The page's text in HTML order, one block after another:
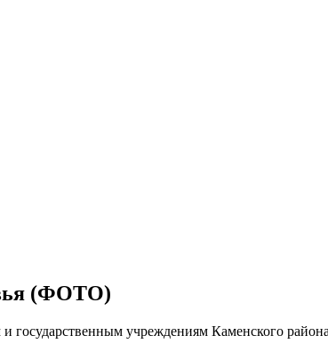
(ФОТО)
государственным учреждениям Каменского